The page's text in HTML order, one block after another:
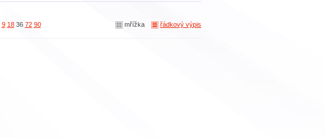
9 18 36 72 90 mřížka řádkový výpis